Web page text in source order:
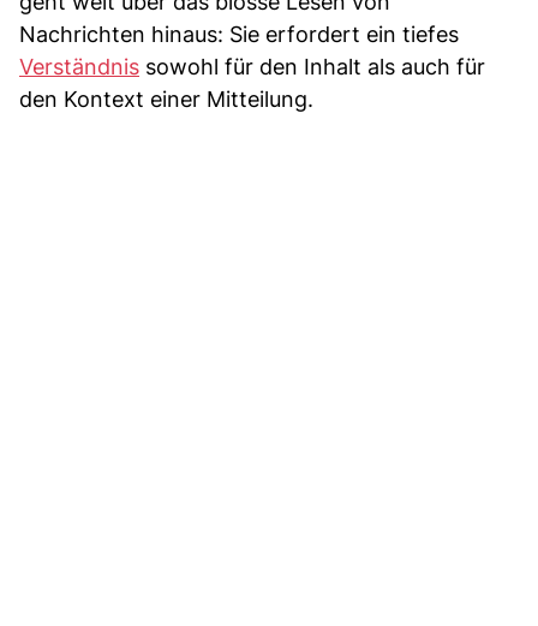
Nachrichten hinaus: Sie erfordert ein tiefes
Verständnis sowohl für den Inhalt als auch für
den Kontext einer Mitteilung.